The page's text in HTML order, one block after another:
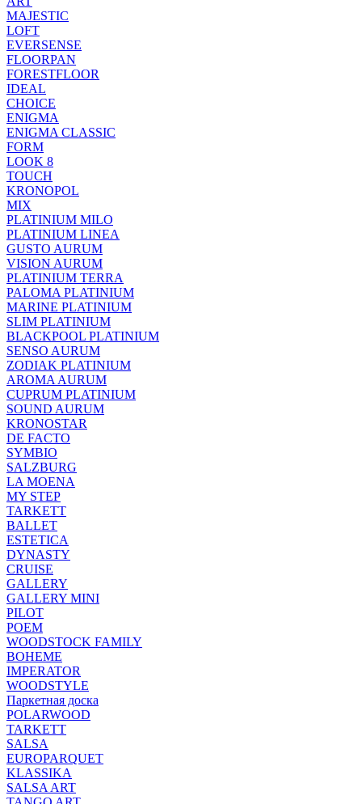
MAJESTIC
LOFT
EVERSENSE
FLOORPAN
FORESTFLOOR
IDEAL
CHOICE
ENIGMA
ENIGMA CLASSIC
FORM
LOOK 8
TOUCH
KRONOPOL
MIX
PLATINIUM MILO
PLATINIUM LINEA
GUSTO AURUM
VISION AURUM
PLATINIUM TERRA
PALOMA PLATINIUM
MARINE PLATINIUM
SLIM PLATINIUM
BLACKPOOL PLATINIUM
SENSO AURUM
ZODIAK PLATINIUM
AROMA AURUM
CUPRUM PLATINIUM
SOUND AURUM
KRONOSTAR
DE FACTO
SYMBIO
SALZBURG
LA MOENA
MY STEP
TARKETT
BALLET
ESTETICA
DYNASTY
CRUISE
GALLERY
GALLERY MINI
PILOT
POEM
WOODSTOCK FAMILY
BOHEME
IMPERATOR
WOODSTYLE
Паркетная доска
POLARWOOD
TARKETT
SALSA
EUROPARQUET
KLASSIKA
SALSA ART